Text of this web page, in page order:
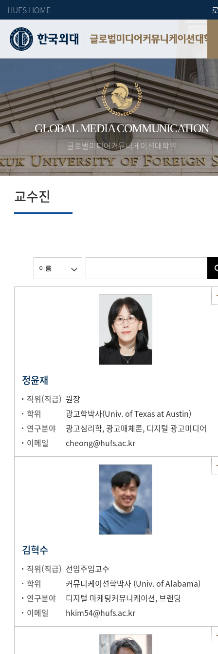
HUFS HOME
글로벌미디어커뮤니케이션대학
GLOBAL MEDIA COMMUNICATION
글로벌미디어커뮤니케이션대학원
교수진
정윤재
직위(직급) 원장
학위
광고학박사(Univ. of Texas at Austin)
연구분야
광고심리학, 광고매체론, 디지털 광고미디어
이메일
cheong@hufs.ac.kr
김혁수
직위(직급) 선임주임교수
학위
커뮤니케이션학박사 (Univ. of Alabama)
연구분야
디지털 마케팅커뮤니케이션, 브랜딩
이메일
hkim54@hufs.ac.kr